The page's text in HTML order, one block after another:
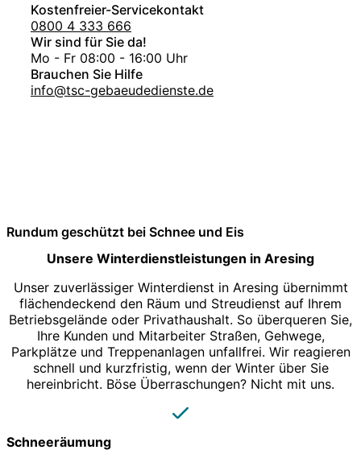
Kostenfreier-Servicekontakt
0800 4 333 666
Wir sind für Sie da!
Mo - Fr 08:00 - 16:00 Uhr
Brauchen Sie Hilfe
info@tsc-gebaeudedienste.de
Rundum geschützt bei Schnee und Eis
Unsere Winterdienstleistungen in Aresing
Unser zuverlässiger Winterdienst in Aresing übernimmt
flächendeckend den Räum und Streudienst auf Ihrem
Betriebsgelände oder Privathaushalt. So überqueren Sie,
Ihre Kunden und Mitarbeiter Straßen, Gehwege,
Parkplätze und Treppenanlagen unfallfrei. Wir reagieren
schnell und kurzfristig, wenn der Winter über Sie
hereinbricht. Böse Überraschungen? Nicht mit uns.
Schneeräumung